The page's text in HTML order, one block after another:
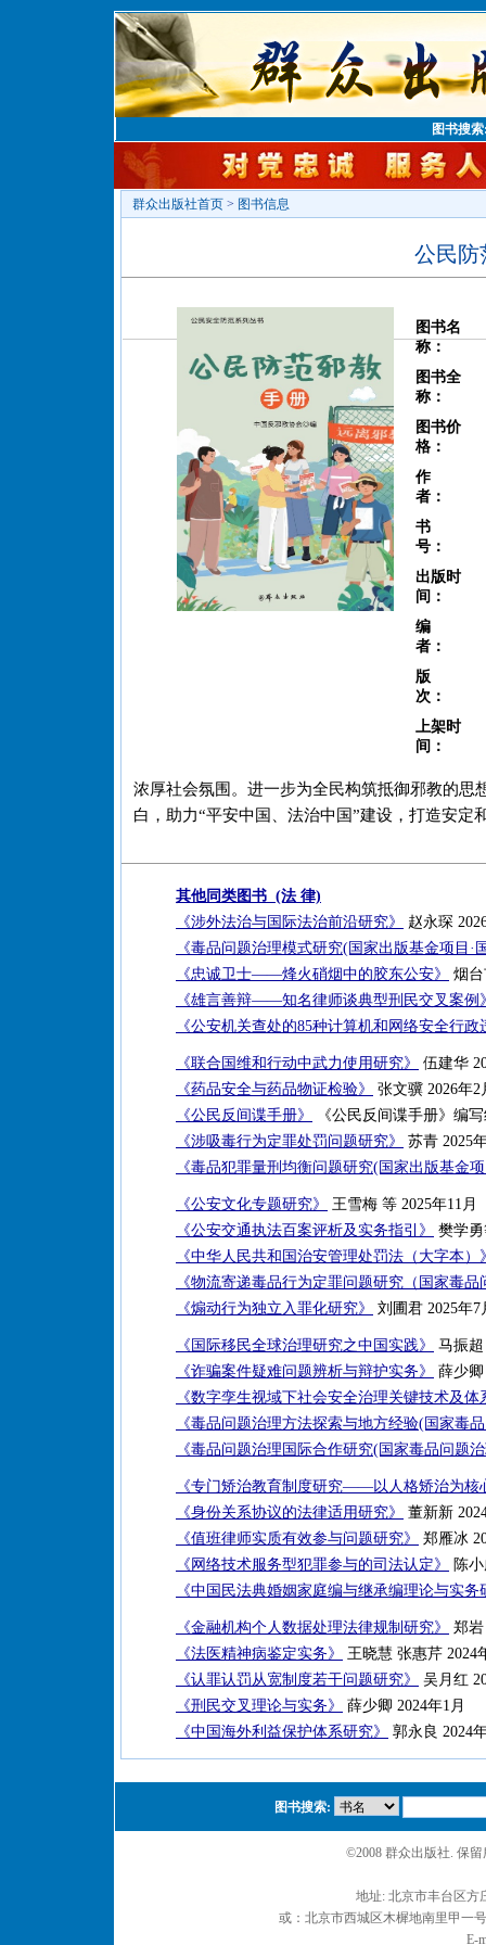
图书搜
群众出版社首页 > 图书信息
公民防
图书名
称：
图书全
称：
图书价
格：
作
者：
书
号：
出版时
间：
编
者：
版
次：
上架时
间：
浓厚社会氛围。进一步为全民构筑抵御邪教的
白，助力“平安中国、法治中国”建设，打造安定
其他同类图书 (法 律)
《涉外法治与国际法治前沿研究》
赵永琛
《毒品问题治理模式研究(国家出版基金项目
《忠诚卫士——烽火硝烟中的胶东公安》
烟
《雄言善辩——知名律师谈典型刑民交叉案例
《公安机关查处的85种计算机和网络安全行
《联合国维和行动中武力使用研究》
伍建华
《药品安全与药品物证检验》
张文骥 2026年2
《公民反间谍手册》
《公民反间谍手册》编
《涉吸毒行为定罪处罚问题研究》
苏青 2025
《毒品犯罪量刑均衡问题研究(国家出版基金
《公安文化专题研究》
王雪梅 等 2025年11月
《公安交通执法百案评析及实务指引》
樊学勇
《中华人民共和国治安管理处罚法（大字本）
《物流寄递毒品行为定罪问题研究（国家毒
《煽动行为独立入罪化研究》
刘圃君 2025年7
《国际移民全球治理研究之中国实践》
马振超
《诈骗案件疑难问题辨析与辩护实务》
薛少卿
《数字孪生视域下社会安全治理关键技术及体
《毒品问题治理方法探索与地方经验(国家毒
《毒品问题治理国际合作研究(国家毒品问题
《专门矫治教育制度研究——以人格矫治为核
《身份关系协议的法律适用研究》
董新新
《值班律师实质有效参与问题研究》
郑雁冰
《网络技术服务型犯罪参与的司法认定》
陈
《中国民法典婚姻家庭编与继承编理论与实务
《金融机构个人数据处理法律规制研究》
郑岩
《法医精神病鉴定实务》
王晓慧 张惠芹 2024
《认罪认罚从宽制度若干问题研究》
吴月红
《刑民交叉理论与实务》
薛少卿 2024年1月
《中国海外利益保护体系研究》
郭永良 2024
图书搜索:
©2008 群众出版社. 保
地址: 北京市丰台区
或：北京市西城区木樨地南里甲一
E-